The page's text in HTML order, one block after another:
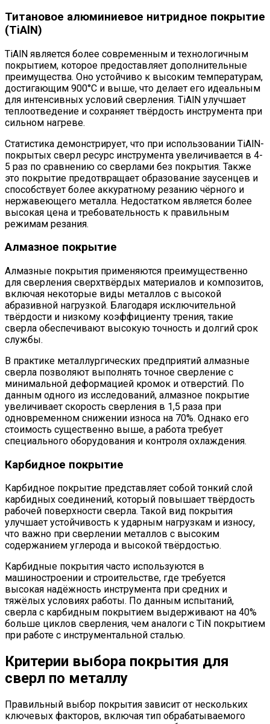
Титановое алюминиевое нитридное покрытие
(TiAlN)
TiAlN является более современным и технологичным
покрытием, которое предоставляет дополнительные
преимущества. Оно устойчиво к высоким температурам,
достигающим 900°C и выше, что делает его идеальным
для интенсивных условий сверления. TiAlN улучшает
теплоотведение и сохраняет твёрдость инструмента при
сильном нагреве.
Статистика демонстрирует, что при использовании TiAlN-
покрытых сверл ресурс инструмента увеличивается в 4-
5 раз по сравнению со сверлами без покрытия. Также
это покрытие предотвращает образование заусенцев и
способствует более аккуратному резанию чёрного и
нержавеющего металла. Недостатком является более
высокая цена и требовательность к правильным
режимам резания.
Алмазное покрытие
Алмазные покрытия применяются преимущественно
для сверления сверхтвёрдых материалов и композитов,
включая некоторые виды металлов с высокой
абразивной нагрузкой. Благодаря исключительной
твёрдости и низкому коэффициенту трения, такие
сверла обеспечивают высокую точность и долгий срок
службы.
В практике металлургических предприятий алмазные
сверла позволяют выполнять точное сверление с
минимальной деформацией кромок и отверстий. По
данным одного из исследований, алмазное покрытие
увеличивает скорость сверления в 1,5 раза при
одновременном снижении износа на 70%. Однако его
стоимость существенно выше, а работа требует
специального оборудования и контроля охлаждения.
Карбидное покрытие
Карбидное покрытие представляет собой тонкий слой
карбидных соединений, который повышает твёрдость
рабочей поверхности сверла. Такой вид покрытия
улучшает устойчивость к ударным нагрузкам и износу,
что важно при сверлении металлов с высоким
содержанием углерода и высокой твёрдостью.
Карбидные покрытия часто используются в
машиностроении и строительстве, где требуется
высокая надёжность инструмента при средних и
тяжёлых условиях работы. По данным испытаний,
сверла с карбидным покрытием выдерживают на 40%
больше циклов сверления, чем аналоги с TiN покрытием
при работе с инструментальной сталью.
Критерии выбора покрытия для
сверл по металлу
Правильный выбор покрытия зависит от нескольких
ключевых факторов, включая тип обрабатываемого